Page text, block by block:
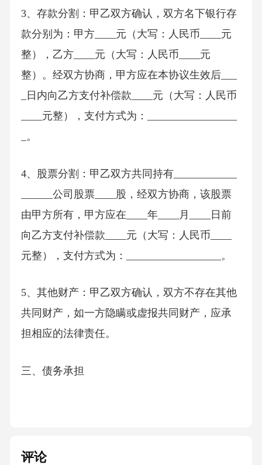
3、存款分割：甲乙双方确认，双方名下银行存
款分别为：甲方____元（大写：人民币____元
整），乙方____元（大写：人民币____元
整）。经双方协商，甲方应在本协议生效后___
_日内向乙方支付补偿款____元（大写：人民币
____元整），支付方式为：_________________
_。
4、股票分割：甲乙双方共同持有____________
______公司股票____股，经双方协商，该股票
由甲方所有，甲方应在____年____月____日前
向乙方支付补偿款____元（大写：人民币____
元整），支付方式为：__________________。
5、其他财产：甲乙双方确认，双方不存在其他
共同财产，如一方隐瞒或虚报共同财产，应承
担相应的法律责任。
三、债务承担
___________，金额：____元，债权人：______
评论